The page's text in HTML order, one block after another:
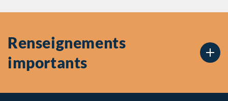
Renseignements
importants